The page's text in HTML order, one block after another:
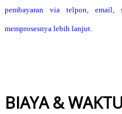
pembayaran via telpon,
memprosesnya lebih lanjut.
BIAYA &